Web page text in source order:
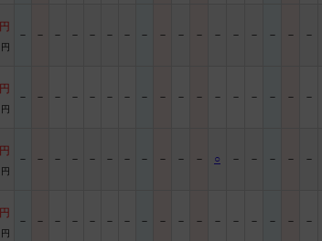
円
円
－ － － － － － － － － － － － － － － － －
円
円
－ － － － － － － － － － － － － － － － －
円
円
－ － － － － － － － － － － ○ － － － － －
円
円
－ － － － － － － － － － － － － － － － －